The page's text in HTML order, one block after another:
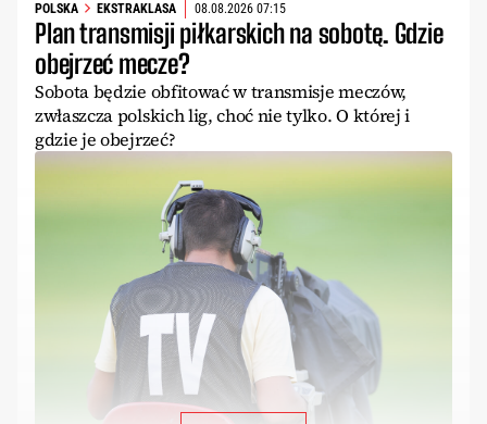
POLSKA EKSTRAKLASA 08.08.2026 07:15
Plan transmisji piłkarskich na sobotę. Gdzie
obejrzeć mecze?
Sobota będzie obfitować w transmisje meczów,
zwłaszcza polskich lig, choć nie tylko. O której i
gdzie je obejrzeć?